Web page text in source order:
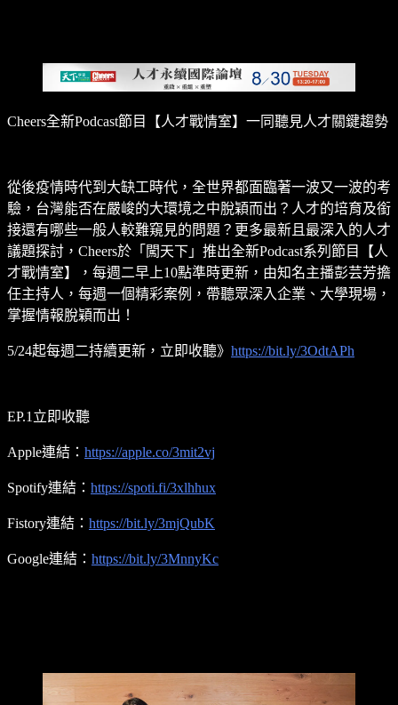
Cheers全新Podcast節目【人才戰情室】一同聽見人才關鍵趨勢
從後疫情時代到大缺工時代，全世界都面臨著一波又一波的考
驗，台灣能否在嚴峻的大環境之中脫穎而出？人才的培育及銜
接還有哪些一般人較難窺見的問題？更多最新且最深入的人才
議題探討，Cheers於「闖天下」推出全新Podcast系列節目【人
才戰情室】，每週二早上10點準時更新，由知名主播彭芸芳擔
任主持人，每週一個精彩案例，帶聽眾深入企業、大學現場，
掌握情報脫穎而出！
5/24起每週二持續更新，立即收聽》 https://bit.ly/3OdtAPh
EP.1立即收聽
Apple連結： https://apple.co/3mit2vj
Spotify連結： https://spoti.fi/3xlhhux
Fistory連結： https://bit.ly/3mjQubK
Google連結： https://bit.ly/3MnnyKc